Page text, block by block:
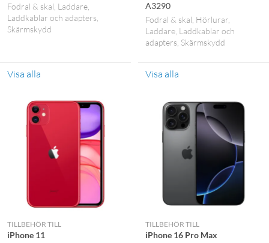
Fodral & skal Laddare
Laddkablar och adapters
Skärmskydd
Visa alla
A3290
Fodral & skal Hörlurar
Laddare Laddkablar och
adapters Skärmskydd
Visa alla
TILLBEHÖR TILL
iPhone 11
TILLBEHÖR TILL
iPhone 16 Pro Max